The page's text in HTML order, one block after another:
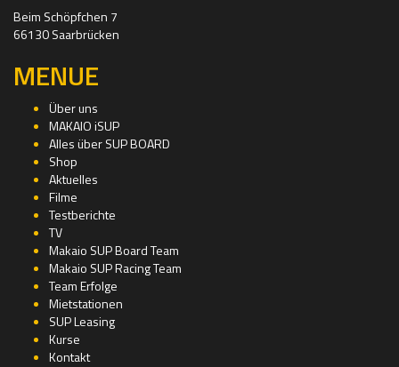
Beim Schöpfchen 7
66130 Saarbrücken
MENUE
Über uns
MAKAIO iSUP
Alles über SUP BOARD
Shop
Aktuelles
Filme
Testberichte
TV
Makaio SUP Board Team
Makaio SUP Racing Team
Team Erfolge
Mietstationen
SUP Leasing
Kurse
Kontakt